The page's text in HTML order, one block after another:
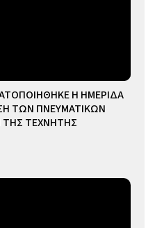
Η ΗΜΕΡΙΔΑ
ΤΩΝ ΠΝΕΥΜΑΤΙΚΩΝ
ΤΕΧΝΗΤΗΣ